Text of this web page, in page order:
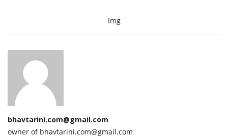
Img
bhavtarini.com@gmail.com
owner of bhavtarini.com@gmail.com